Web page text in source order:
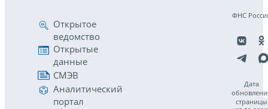
Открытое
ведомство
Открытые
данные
СМЭВ
Аналитический
портал
ФНС
Дата
страницы